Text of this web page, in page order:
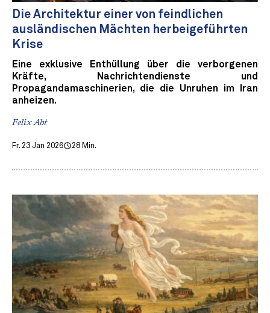
Die Architektur einer von feindlichen
ausländischen Mächten herbeigeführten
Krise
Eine exklusive Enthüllung über die verborgenen
Kräfte, Nachrichtendienste und
Propagandamaschinerien, die die Unruhen im Iran
anheizen.
Felix Abt
Fr. 23 Jan 2026 28 Min.